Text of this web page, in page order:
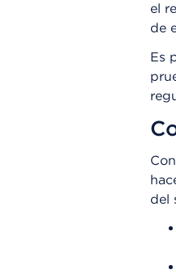
el
de
Es
del